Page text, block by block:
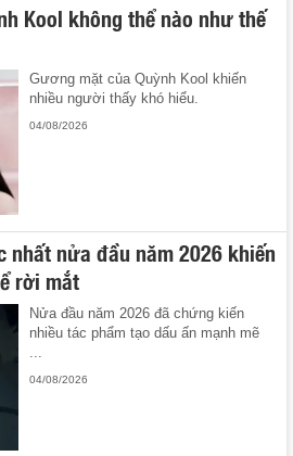
Kool không thể nào như thế
Gương mặt của Quỳnh Kool khiến
nhiều người thấy khó hiểu.
04/08/2026
nhất nửa đầu năm 2026 khiến
rời mắt
Nửa đầu năm 2026 đã chứng kiến
nhiều tác phẩm tạo dấu ấn mạnh mẽ
...
04/08/2026